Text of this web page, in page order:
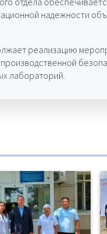
надежности
реализацию
лабораторий.